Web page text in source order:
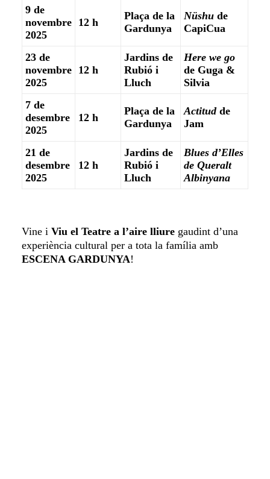
9 de
novembre
2025
12 h
Plaça de la
Gardunya
Nüshu de
CapiCua
23 de
novembre
2025
12 h
Jardins de
Rubió i
Lluch
Here we go
de Guga &
Silvia
7 de
desembre
2025
12 h
Plaça de la
Gardunya
Actitudde
Jam
21 de
desembre
2025
12 h
Jardins de
Rubió i
Lluch
Blues d’Elles
de Queralt
Albinyana
Vine i Viu el Teatre a l’aire lliure gaudint d’una
experiència cultural per a tota la família amb
ESCENA GARDUNYA!